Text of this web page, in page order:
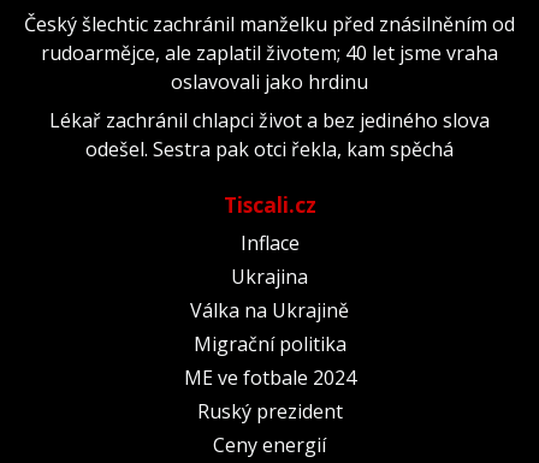
Český šlechtic zachránil manželku před znásilněním od
rudoarmějce, ale zaplatil životem; 40 let jsme vraha
oslavovali jako hrdinu
Lékař zachránil chlapci život a bez jediného slova
odešel. Sestra pak otci řekla, kam spěchá
Tiscali.cz
Inflace
Ukrajina
Válka na Ukrajině
Migrační politika
ME ve fotbale 2024
Ruský prezident
Ceny energií